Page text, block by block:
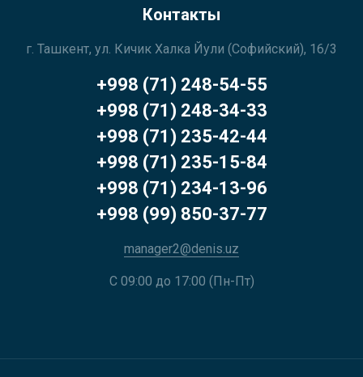
Контакты
г. Ташкент, ул. Кичик Халка Йули (Софийский), 16/3
+998 (71) 248-54-55
+998 (71) 248-34-33
+998 (71) 235-42-44
+998 (71) 235-15-84
+998 (71) 234-13-96
+998 (99) 850-37-77
manager2@denis.uz
С 09:00 до 17:00 (Пн-Пт)